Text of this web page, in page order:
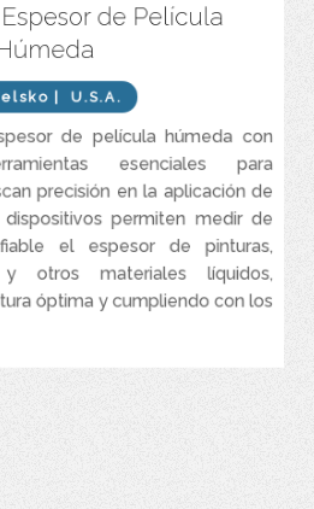
de Película
| U.S.A.
de película húmeda con
esenciales para
precisión en la aplicación de
dispositivos permiten medir de
el espesor de pinturas,
y otros materiales líquidos,
óptima y cumpliendo con los
Medición rápida y precisa
(pinturas,
etc.) mediante muescas calibradas.
o aluminio (económico y ligero).
Unidades de medición dobles:
y
de pulgada (mils) según el modelo.
Diseño versátil:
de 8, 6 o 4 caras.